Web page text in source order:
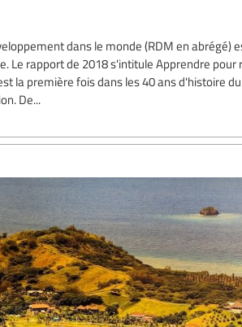
dans le monde (RDM en abrégé)
Le rapport de 2018 s'intitule Apprendre pour
la première fois dans les 40 ans d'histoire
De...